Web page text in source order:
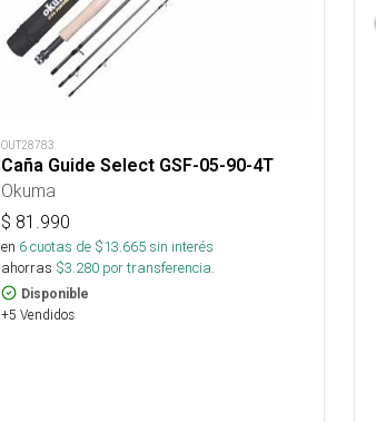
OUT28783
Caña Guide Select GSF-05-90-4T
Okuma
$ 81.990
en 6cuotas de $13.665sin interés
ahorras $3.280 por transferencia.
Disponible
+5 Vendidos